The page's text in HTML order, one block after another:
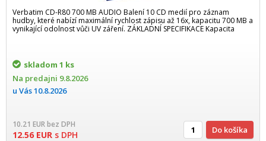
Verbatim CD-R80 700 MB AUDIO Balení 10 CD medií pro záznam
hudby, které nabízí maximální rychlost zápisu až 16x, kapacitu 700 MB a
vynikající odolnost vůči UV záření. ZÁKLADNÍ SPECIFIKACE Kapacita
skladom 1 ks
Na predajni 9.8.2026
u Vás10.8.2026
10.21 EURbez DPH
12.56 EUR s DPH Do košíka